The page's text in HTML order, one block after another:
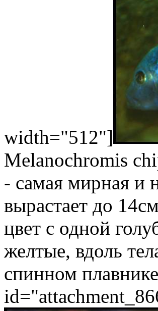
width="512"]
Melanochromis
- самая мирная и
вырастает до
цвет с одной
желтые, вдоль
спинном